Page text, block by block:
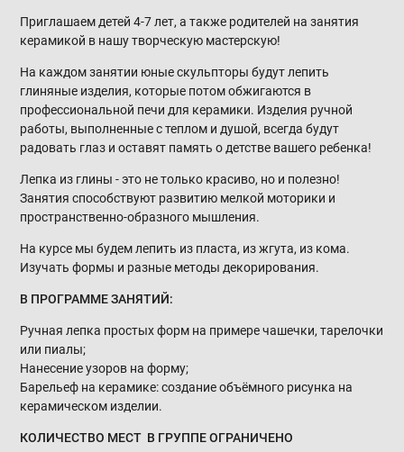
Приглашаем детей 4-7 лет, а также родителей на занятия
керамикой в нашу творческую мастерскую!
На каждом занятии юные скульпторы будут лепить
глиняные изделия, которые потом обжигаются в
профессиональной печи для керамики. Изделия ручной
работы, выполненные с теплом и душой, всегда будут
радовать глаз и оставят память о детстве вашего ребенка!
Лепка из глины - это не только красиво, но и полезно!
Занятия способствуют развитию мелкой моторики и
пространственно-образного мышления.
На курсе мы будем лепить из пласта, из жгута, из кома.
Изучать формы и разные методы декорирования.
В ПРОГРАММЕ ЗАНЯТИЙ:
Ручная лепка простых форм на примере чашечки, тарелочки
или пиалы;
Нанесение узоров на форму;
Барельеф на керамике: создание объёмного рисунка на
керамическом изделии.
КОЛИЧЕСТВО МЕСТ В ГРУППЕ ОГРАНИЧЕНО